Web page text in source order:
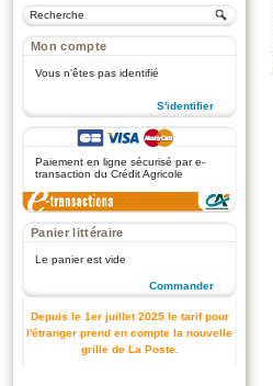
Mon compte
Vous n'êtes pas identifié
S'identifier
Paiement en ligne sécurisé par e-
transaction du Crédit Agricole
Panier littéraire
Le panier est vide
Commander
Depuis le 1er juillet 2025 le tarif pour
l'étranger prend en compte la nouvelle
grille de La Poste.